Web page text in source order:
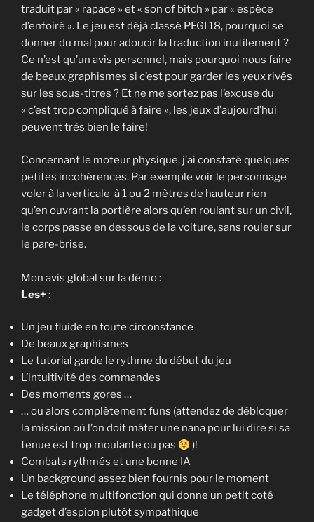
traduit par « rapace » et « son of bitch » par « espèce
d’enfoiré ». Le jeu est déjà classé PEGI 18, pourquoi se
donner du mal pour adoucir la traduction inutilement ?
Ce n’est qu’un avis personnel, mais pourquoi nous faire
de beaux graphismes si c’est pour garder les yeux rivés
sur les sous-titres ? Et ne me sortez pas l’excuse du
« c’est trop compliqué à faire », les jeux d’aujourd’hui
peuvent très bien le faire!
Concernant le moteur physique, j’ai constaté quelques
petites incohérences. Par exemple voir le personnage
voler à la verticale à 1 ou 2 mètres de hauteur rien
qu’en ouvrant la portière alors qu’en roulant sur un civil,
le corps passe en dessous de la voiture, sans rouler sur
le pare-brise.
Mon avis global sur la démo :
Les+:
Un jeu fluide en toute circonstance
De beaux graphismes
Le tutorial garde le rythme du début du jeu
L’intuitivité des commandes
Des moments gores …
… ou alors complètement funs (attendez de débloquer
la mission où l’on doit mâter une nana pour lui dire si sa
tenue est trop moulante ou pas
)!
Combats rythmés et une bonne IA
Un background assez bien fournis pour le moment
Le téléphone multifonction qui donne un petit coté
gadget d’espion plutôt sympathique